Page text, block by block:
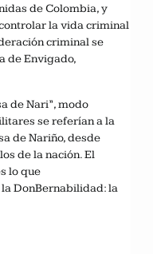
de Colombia, y
la vida criminal
criminal se
de Envigado,
de Nari”, modo
se referían a la
de Nariño, desde
de la nación. El
lo que
DonBernabilidad: la